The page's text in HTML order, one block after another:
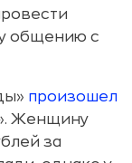
общению с
произошел
Женщину
за